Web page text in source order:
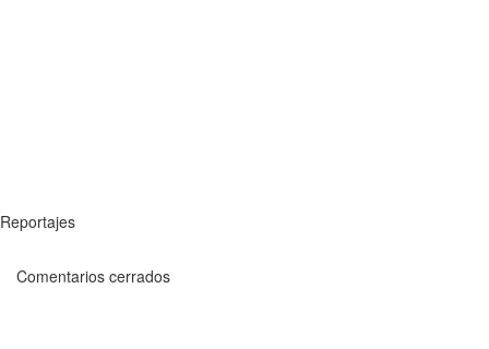
Reportajes
Comentarios cerrados